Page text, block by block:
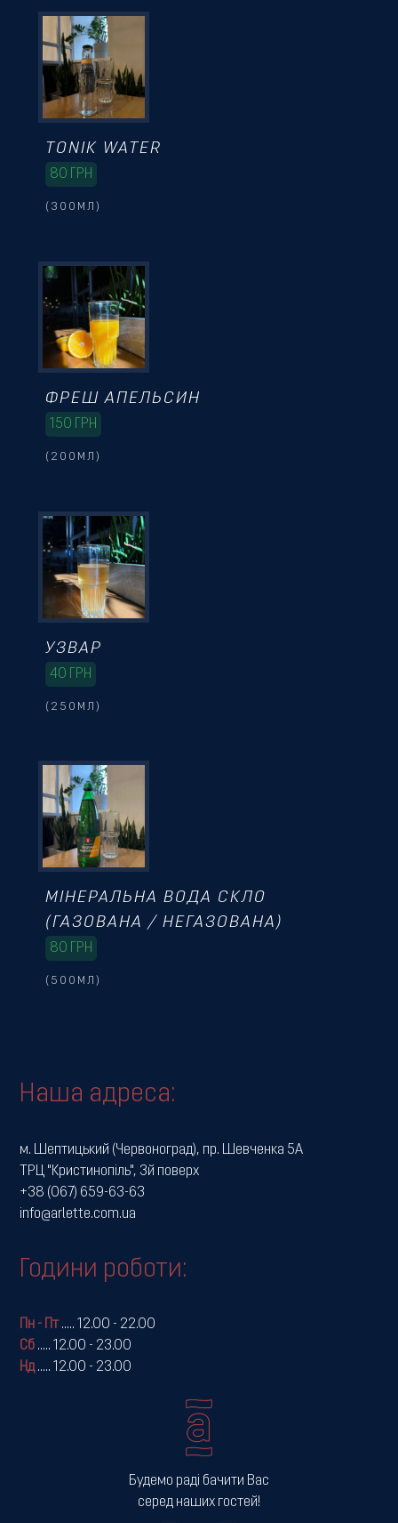
(300МЛ)
TONIK WATER
80 ГРН
(200МЛ)
ФРЕШ АПЕЛЬСИН
150 ГРН
(250МЛ)
УЗВАР
40 ГРН
(500МЛ)
МІНЕРАЛЬНА ВОДА СКЛО
(ГАЗОВАНА / НЕГАЗОВАНА)
80 ГРН
Наша адреса:
м. Шептицький (Червоноград), пр. Шевченка 5А
ТРЦ "Кристинопіль", 3й поверх
+38 (067) 659-63-63
info@arlette.com.ua
Будемо раді бачити Вас
серед наших гостей!
Години роботи:
Пн - Пт..... 12.00 - 22.00
Сб ..... 12.00 - 23.00
Нд..... 12.00 - 23.00